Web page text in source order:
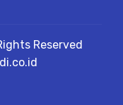
Reserved